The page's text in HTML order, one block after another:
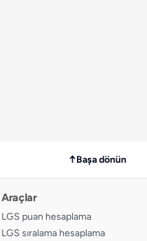
↑Başa dönün
Araçlar
LGS puan hesaplama
LGS sıralama hesaplama